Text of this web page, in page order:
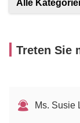
Alle
Treten Sie
Ms. Susie